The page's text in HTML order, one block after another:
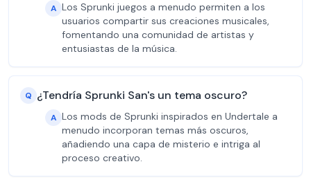
A Los Sprunki juegos a menudo permiten a los
usuarios compartir sus creaciones musicales,
fomentando una comunidad de artistas y
entusiastas de la música.
Q ¿Tendría Sprunki San's un tema oscuro?
A Los mods de Sprunki inspirados en Undertale a
menudo incorporan temas más oscuros,
añadiendo una capa de misterio e intriga al
proceso creativo.